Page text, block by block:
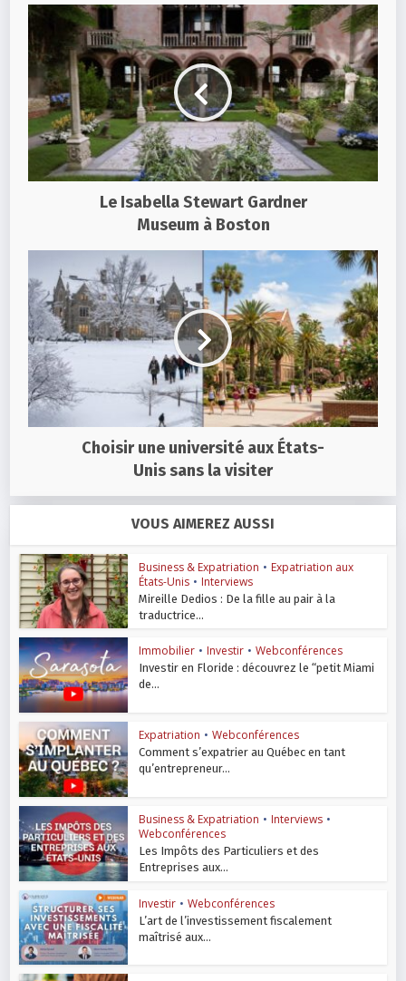
Le Isabella Stewart Gardner
Museum à Boston
Choisir une université aux États-
Unis sans la visiter
VOUS AIMEREZ AUSSI
Business & Expatriation • Expatriation aux
États-Unis • Interviews
Mireille Dedios : De la fille au pair à la
traductrice...
Immobilier • Investir • Webconférences
Investir en Floride : découvrez le “petit Miami
de...
Expatriation • Webconférences
Comment s’expatrier au Québec en tant
qu’entrepreneur...
Business & Expatriation • Interviews •
Webconférences
Les Impôts des Particuliers et des
Entreprises aux...
Investir • Webconférences
L’art de l’investissement fiscalement
maîtrisé aux...